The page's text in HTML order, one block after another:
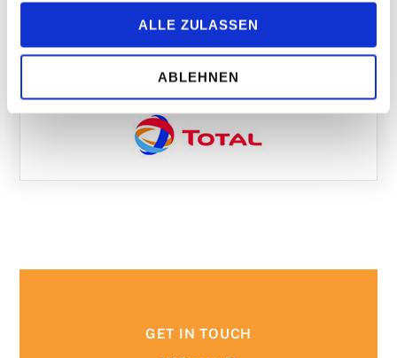
ALLE ZULASSEN
ABLEHNEN
GET IN TOUCH